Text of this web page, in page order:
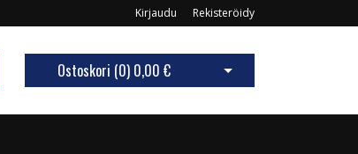
Kirjaudu Rekisteröidy
Ostoskori (0) 0,00 € Avaa ostoskori